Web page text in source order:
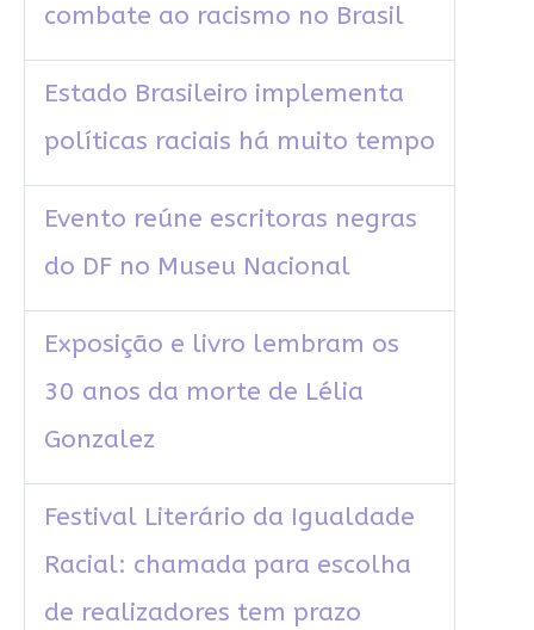
combate ao racismo no Brasil
Estado Brasileiro implementa
políticas raciais há muito tempo
Evento reúne escritoras negras
do DF no Museu Nacional
Exposição e livro lembram os
30 anos da morte de Lélia
Gonzalez
Festival Literário da Igualdade
Racial: chamada para escolha
de realizadores tem prazo